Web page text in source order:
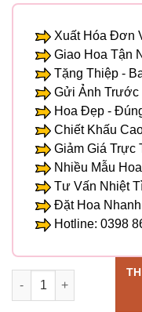
Xuất Hóa Đơn
Giao Hoa Tận
Tặng Thiệp -
Gửi Ảnh Trước
Hoa Đẹp -
Chiết Khấu
Giảm Giá Trực
Nhiều Mẫu
Tư Vấn Nhiệt
Đặt Hoa
Hotline: 0398
Giỏ Hoa Tươi - HG 76